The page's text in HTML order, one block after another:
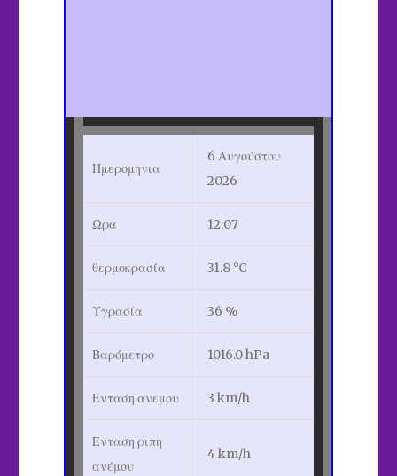
Ημερομηνια
6 Αυγούστου
2026
Ωρα 12:07
θερμοκρασία 31.8 °C
Υγρασία 36 %
Βαρόμετρο 1016.0 hPa
Ενταση ανεμου 3 km/h
Ενταση ριπη
ανέμου
4 km/h